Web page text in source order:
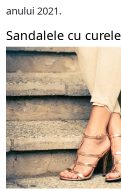
anului 2021.
Sandalele cu curele